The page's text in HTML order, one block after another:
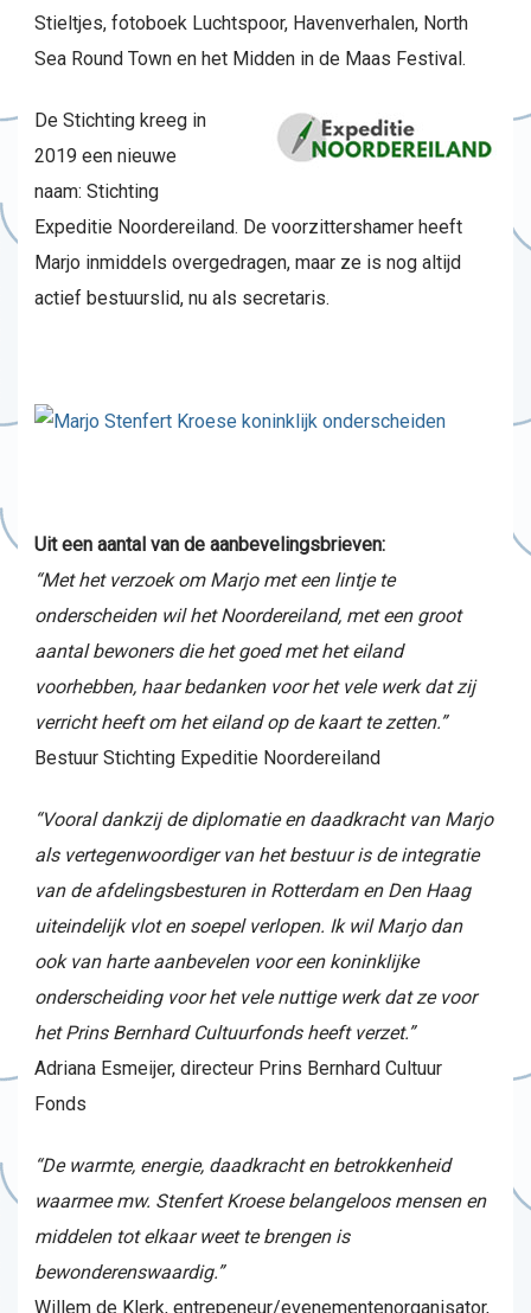
Stieltjes, fotoboek Luchtspoor, Havenverhalen, North
Sea Round Town en het Midden in de Maas Festival.
De Stichting kreeg in
2019 een nieuwe
naam: Stichting
Expeditie Noordereiland. De voorzittershamer heeft
Marjo inmiddels overgedragen, maar ze is nog altijd
actief bestuurslid, nu als secretaris.
Uit een aantal van de aanbevelingsbrieven:
“Met het verzoek om Marjo met een lintje te
onderscheiden wil het Noordereiland, met een groot
aantal bewoners die het goed met het eiland
voorhebben, haar bedanken voor het vele werk dat zij
verricht heeft om het eiland op de kaart te zetten.”
Bestuur Stichting Expeditie Noordereiland
“Vooral dankzij de diplomatie en daadkracht van Marjo
als vertegenwoordiger van het bestuur is de integratie
van de afdelingsbesturen in Rotterdam en Den Haag
uiteindelijk vlot en soepel verlopen. Ik wil Marjo dan
ook van harte aanbevelen voor een koninklijke
onderscheiding voor het vele nuttige werk dat ze voor
het Prins Bernhard Cultuurfonds heeft verzet.”
Adriana Esmeijer, directeur Prins Bernhard Cultuur
Fonds
“De warmte, energie, daadkracht en betrokkenheid
waarmee mw. Stenfert Kroese belangeloos mensen en
middelen tot elkaar weet te brengen is
bewonderenswaardig.”
Willem de Klerk, entrepeneur/evenementenorganisator,